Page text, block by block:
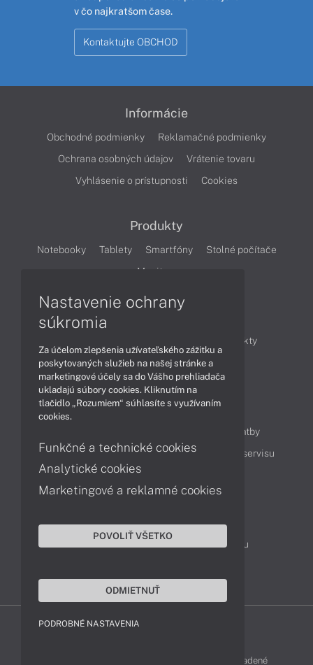
v čo najkratšom čase.
Kontaktujte OBCHOD
Informácie
Obchodné podmienky
Reklamačné podmienky
Ochrana osobných údajov
Vrátenie tovaru
Vyhlásenie o prístupnosti
Cookies
Produkty
Notebooky Tablety Smartfóny
Stolné počítače
Monitory
Produkty
Technológie
Videá
Obsah
Možnosti doručenia a platby
Podpora a servis
Servisné služby Cenník servisu
Kontakty
043 4224 771
Obchodné oddelenie
Reklamácia tovaru
LENOVO-SHOP © 2013 - 2026 Všetky práva vyhradené
Nastavenie ochrany
súkromia
Za účelom zlepšenia užívateľského zážitku a
poskytovaných služieb na našej stránke a
marketingové účely sa do Vášho prehliadača
ukladajú súbory cookies. Kliknutím na
tlačidlo „Rozumiem“ súhlasíte s využívaním
cookies.
Funkčné a technické cookies
Analytické cookies
Marketingové a reklamné cookies
POVOLIŤ VŠETKO
ODMIETNUŤ
PODROBNÉ NASTAVENIA